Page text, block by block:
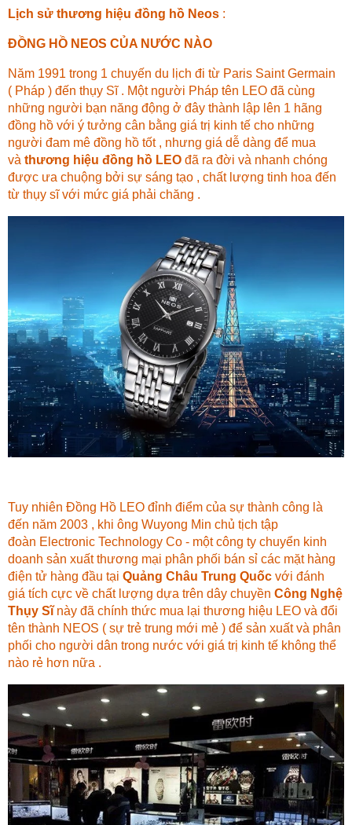
Lịch sử thương hiệu đồng hồ Neos :
ĐỒNG HỒ NEOS CỦA NƯỚC NÀO
Năm 1991 trong 1 chuyến du lịch đi từ Paris Saint Germain
( Pháp ) đến thụy Sĩ . Một người Pháp tên LEO đã cùng
những người bạn năng động ở đây thành lập lên 1 hãng
đồng hồ với ý tưởng cân bằng giá trị kinh tế cho những
người đam mê đồng hồ tốt , nhưng giá dễ dàng để mua
và thương hiệu đồng hồ LEO đã ra đời và nhanh chóng
được ưa chuộng bởi sự sáng tạo , chất lượng tinh hoa đến
từ thụy sĩ với mức giá phải chăng .
Tuy nhiên Đồng Hồ LEO đỉnh điểm của sự thành công là
đến năm 2003 , khi ông Wuyong Min chủ tịch tập
đoàn Electronic Technology Co - một công ty chuyển kinh
doanh sản xuất thương mại phân phối bán sỉ các mặt hàng
điện tử hàng đầu tại Quảng Châu Trung Quốc với đánh
giá tích cực về chất lượng dựa trên dây chuyền Công Nghệ
Thụy Sĩnày đã chính thức mua lại thương hiệu LEO và đổi
tên thành NEOS ( sự trẻ trung mới mẻ ) để sản xuất và phân
phối cho người dân trong nước với giá trị kinh tế không thể
nào rẻ hơn nữa .